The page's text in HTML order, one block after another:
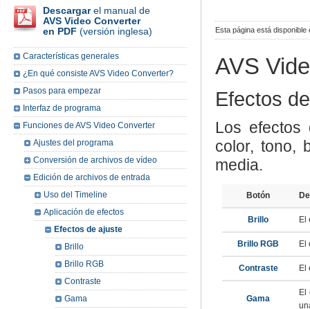
Esta página está disponible
AVS
Efectos
Los efectos
color, tono,
media.
Botón
Brillo El
Brillo RGB El
Contraste El
Gama
El
Descargarel manual de
AVS Video Converter
en PDF (versión inglesa)
Características generales
¿En qué consiste AVS Video Converter?
Pasos para empezar
Interfaz de programa
Funciones de AVS Video Converter
Ajustes del programa
Conversión de archivos de vídeo
Edición de archivos de entrada
Uso del Timeline
Aplicación de efectos
Efectos de ajuste
Brillo
Brillo RGB
Contraste
Gama